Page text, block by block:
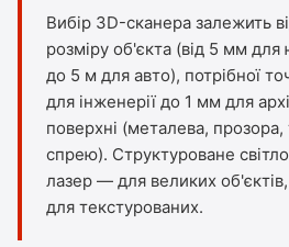
Вибір 3D-сканера залежить
розміру об'єкта (від 5 мм для
до 5 м для авто), потрібної
для інженерії до 1 мм для
поверхні (металева,
спрею). Структуроване
лазер — для великих
для текстурованих.